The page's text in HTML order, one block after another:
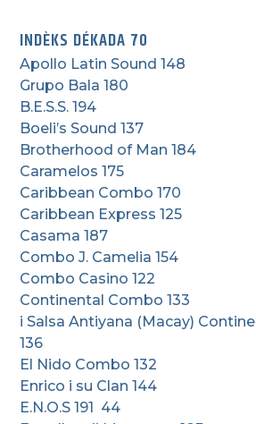
INDÈKS DÉKADA 70
Apollo Latin Sound 148
Grupo Bala 180
B.E.S.S. 194
Boeli’s Sound 137
Brotherhood of Man 184
Caramelos 175
Caribbean Combo 170
Caribbean Express 125
Casama 187
Combo J. Camelia 154
Combo Casino 122
Continental Combo 133
i Salsa Antiyana (Macay)
136
El Nido Combo 132
Enrico i su Clan 144
E.N.O.S 191 44